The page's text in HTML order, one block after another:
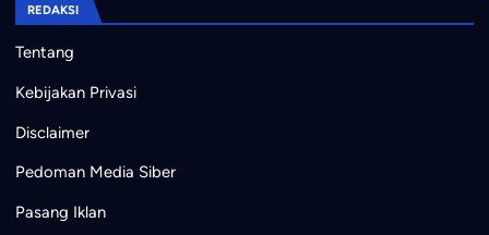
REDAKSI
Tentang
Kebijakan Privasi
Disclaimer
Pedoman Media Siber
Pasang Iklan